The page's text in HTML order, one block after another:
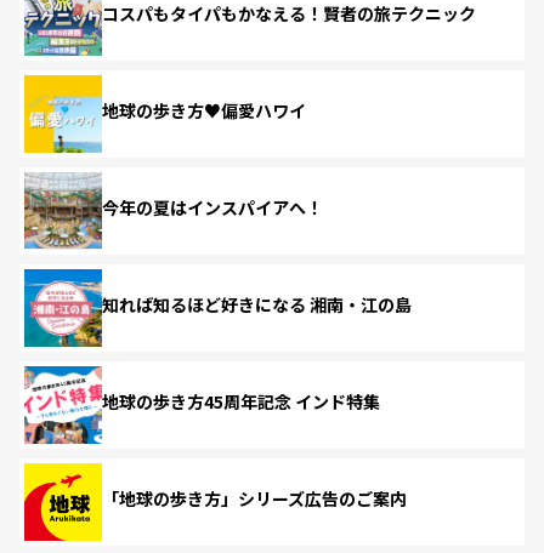
コスパもタイパもかなえる！賢者の旅テクニック
地球の歩き方♥偏愛ハワイ
今年の夏はインスパイアへ！
知れば知るほど好きになる 湘南・江の島
地球の歩き方45周年記念 インド特集
「地球の歩き方」シリーズ広告のご案内